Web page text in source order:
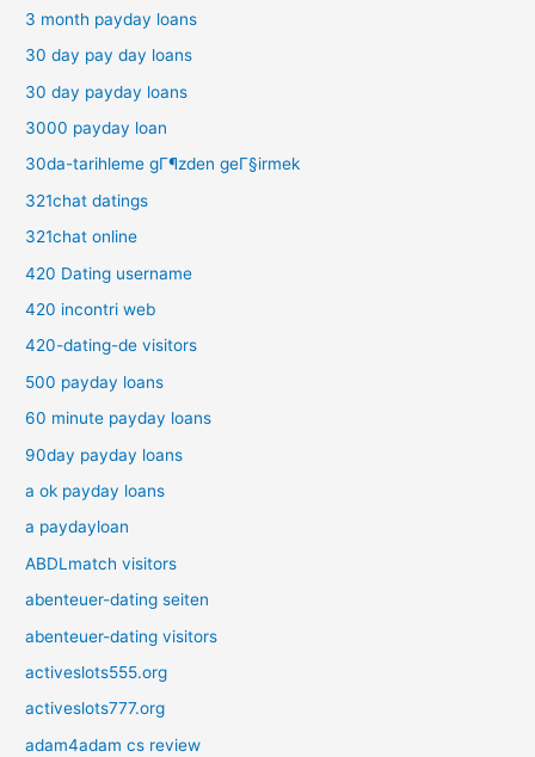
3 month payday loans
30 day pay day loans
30 day payday loans
3000 payday loan
30da-tarihleme gГ¶zden geГ§irmek
321chat datings
321chat online
420 Dating username
420 incontri web
420-dating-de visitors
500 payday loans
60 minute payday loans
90day payday loans
a ok payday loans
a paydayloan
ABDLmatch visitors
abenteuer-dating seiten
abenteuer-dating visitors
activeslots555.org
activeslots777.org
adam4adam cs review